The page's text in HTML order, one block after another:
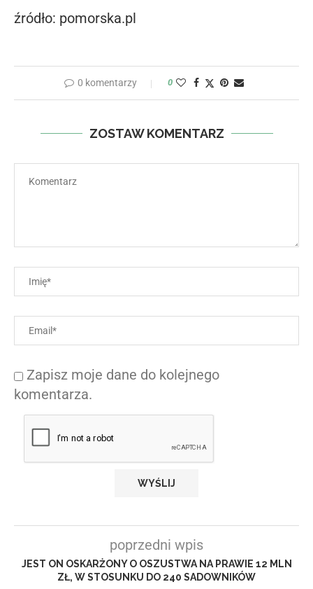
źródło: pomorska.pl
0 komentarzy 0
ZOSTAW KOMENTARZ
Zapisz moje dane do kolejnego
komentarza.
poprzedni wpis
JEST ON OSKARŻONY O OSZUSTWA NA PRAWIE 12 MLN
ZŁ, W STOSUNKU DO 240 SADOWNIKÓW